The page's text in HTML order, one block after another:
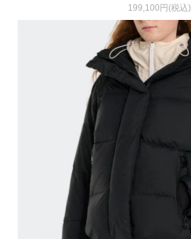
199,100円(税込)